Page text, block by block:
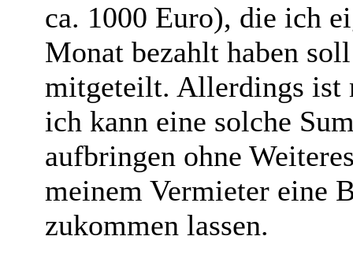
ca. 1000 Euro), die ich
Monat bezahlt haben
mitgeteilt. Allerdings
ich kann eine solche
aufbringen ohne
meinem Vermieter eine
zukommen lassen.